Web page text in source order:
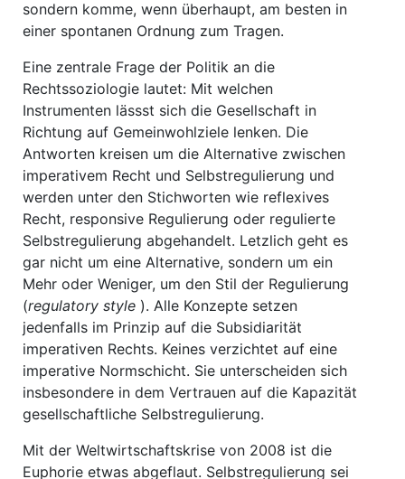
sondern komme, wenn überhaupt, am besten in
einer spontanen Ordnung zum Tragen.
Eine zentrale Frage der Politik an die
Rechtssoziologie lautet: Mit welchen
Instrumenten lässst sich die Gesellschaft in
Richtung auf Gemeinwohlziele lenken. Die
Antworten kreisen um die Alternative zwischen
imperativem Recht und Selbstregulierung und
werden unter den Stichworten wie reflexives
Recht, responsive Regulierung oder regulierte
Selbstregulierung abgehandelt. Letzlich geht es
gar nicht um eine Alternative, sondern um ein
Mehr oder Weniger, um den Stil der Regulierung
(regulatory style ). Alle Konzepte setzen
jedenfalls im Prinzip auf die Subsidiarität
imperativen Rechts. Keines verzichtet auf eine
imperative Normschicht. Sie unterscheiden sich
insbesondere in dem Vertrauen auf die Kapazität
gesellschaftliche Selbstregulierung.
Mit der Weltwirtschaftskrise von 2008 ist die
Euphorie etwas abgeflaut. Selbstregulierung sei